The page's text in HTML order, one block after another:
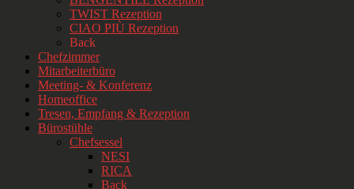
TWIST Rezeption
CIAO PIÙ Rezeption
Back
Chefzimmer
Mitarbeiterbüro
Meeting- & Konferenz
Homeoffice
Tresen, Empfang & Rezeption
Bürostühle
Chefsessel
NESI
RICA
Back